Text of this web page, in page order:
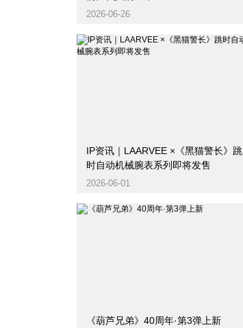
2026-06-26
IP资讯｜LAARVEE ×《黑猫警长》跳
时自动机械腕表系列即将发售
2026-06-01
《葫芦兄弟》40周年·第3弹上新